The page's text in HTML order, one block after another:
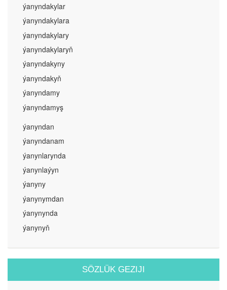
ýanyndakylar
ýanyndakylara
ýanyndakylary
ýanyndakylaryň
ýanyndakyny
ýanyndakyň
ýanyndamy
ýanyndamyş
ýanyndan
ýanyndanam
ýanynlarynda
ýanynlaýyn
ýanyny
ýanynymdan
ýanynynda
ýanynyň
SÖZLÜK GEZIJI